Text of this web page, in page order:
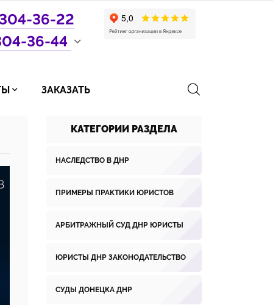
304-36-22
36-44
ЗАКАЗАТЬ
КАТЕГОРИИ РАЗДЕЛА
НАСЛЕДСТВО В ДНР
ПРИМЕРЫ ПРАКТИКИ ЮРИСТОВ
АРБИТРАЖНЫЙ СУД ДНР ЮРИСТЫ
ЮРИСТЫ ДНР ЗАКОНОДАТЕЛЬСТВО
СУДЫ ДОНЕЦКА ДНР